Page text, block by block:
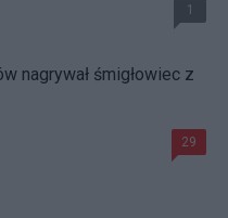
1
nagrywał śmigłowiec z
29